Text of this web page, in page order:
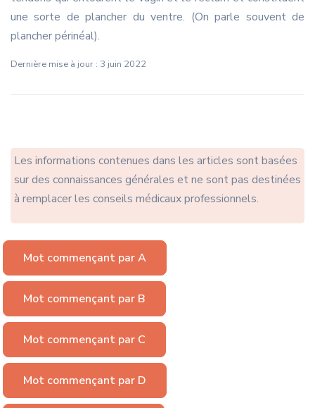
une sorte de plancher du ventre. (On parle souvent de
plancher périnéal).
Dernière mise à jour : 3 juin 2022
Les informations contenues dans les articles sont basées
sur des connaissances générales et ne sont pas destinées
à remplacer les conseils médicaux professionnels.
Mot commençant par A
Mot commençant par B
Mot commençant par C
Mot commençant par D